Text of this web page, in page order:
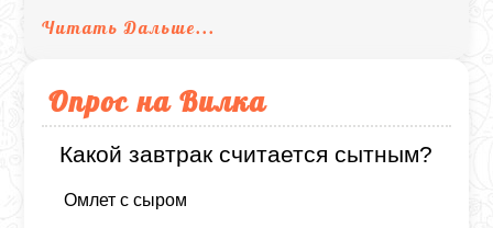
Читать Дальше...
Опрос на Вилка
Какой завтрак считается сытным?
Омлет с сыром